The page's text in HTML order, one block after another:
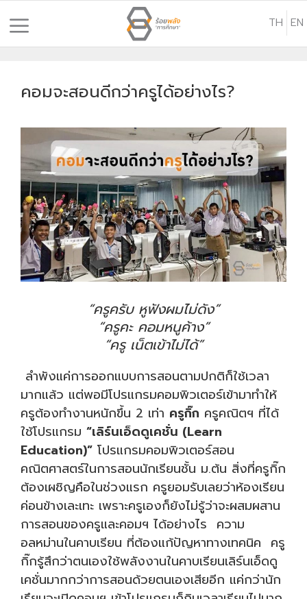
TH EN
i
คอมจะสอนดีกว่าครูได้อย่างไร?
“ครูครับ หูฟังผมไม่ดัง”
“ครูคะ คอมหนูค้าง”
“ครู เน็ตเข้าไม่ได้”
ลำพังแค่การออกแบบการสอนตามปกติก็ใช้เวลา
มากแล้ว แต่พอมีโปรแกรมคอมพิวเตอร์เข้ามาทำให้
ครูต้องทำงานหนักขึ้น 2 เท่า ครูกิ๊ก ครูคณิตฯ ที่ได้
ใช้โปรแกรม “เลิร์นเอ็ดดูเคชั่น (Learn
Education)” โปรแกรมคอมพิวเตอร์สอน
คณิตศาสตร์ในการสอนนักเรียนชั้น ม.ต้น สิ่งที่ครูกิ๊ก
ต้องเผชิญคือในช่วงแรก ครูยอมรับเลยว่าห้องเรียน
ค่อนข้างเละเทะ เพราะครูเองก็ยังไม่รู้ว่าจะผสมผสาน
การสอนของครูและคอมฯ ได้อย่างไร ความ
อลหม่านในคาบเรียน ที่ต้องแก้ปัญหาทางเทคนิค ครู
กิ๊กรู้สึกว่าตนเองใช้พลังงานในคาบเรียนเลิร์นเอ็ดดู
เคชั่นมากกว่าการสอนด้วยตนเองเสียอีก แค่กว่านัก